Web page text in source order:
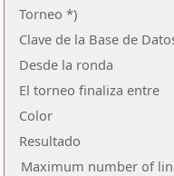
Torneo *)
Clave de la Base de
Desde la ronda
El torneo finaliza entre
Color
Resultado
Maximum number of